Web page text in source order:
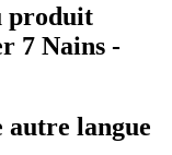
produit
7 Nains -
autre langue